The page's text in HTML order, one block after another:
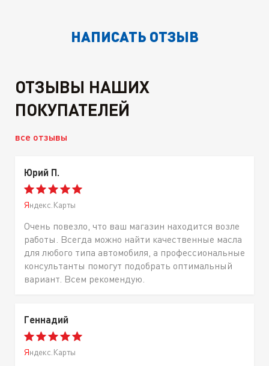
НАПИСАТЬ ОТЗЫВ
ОТЗЫВЫ НАШИХ
ПОКУПАТЕЛЕЙ
все отзывы
Юрий П.
Яндекс.Карты
Очень повезло, что ваш магазин находится возле
работы. Всегда можно найти качественные масла
для любого типа автомобиля, а профессиональные
консультанты помогут подобрать оптимальный
вариант. Всем рекомендую.
Геннадий
Яндекс.Карты